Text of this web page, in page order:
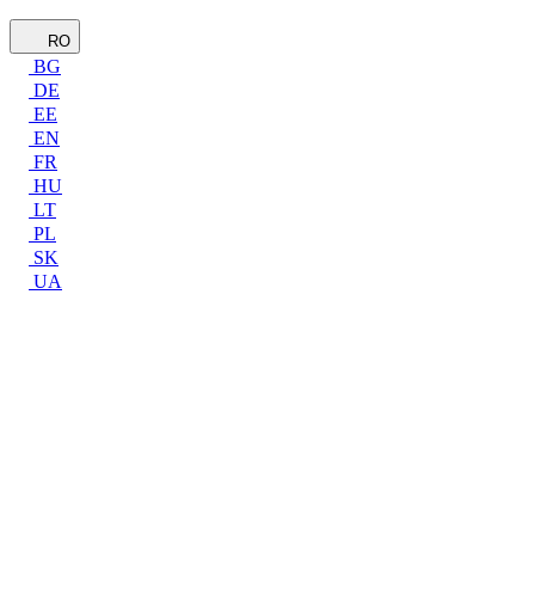
RO
BG
DE
EE
EN
FR
HU
LT
PL
SK
UA